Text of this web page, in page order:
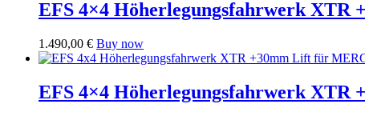
EFS 4×4 Höherlegungsfahrwerk
1.490,00 € Buy now
EFS 4×4 Höherlegungsfahrwerk